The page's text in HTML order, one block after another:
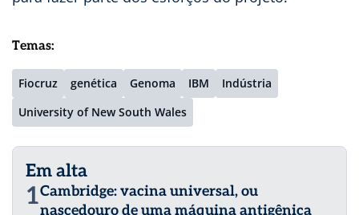
Temas:
Fiocruz genética Genoma IBM
Indústria
University of New South Wales
Em alta
1Cambridge: vacina universal, ou
nascedouro de uma máquina antigênica